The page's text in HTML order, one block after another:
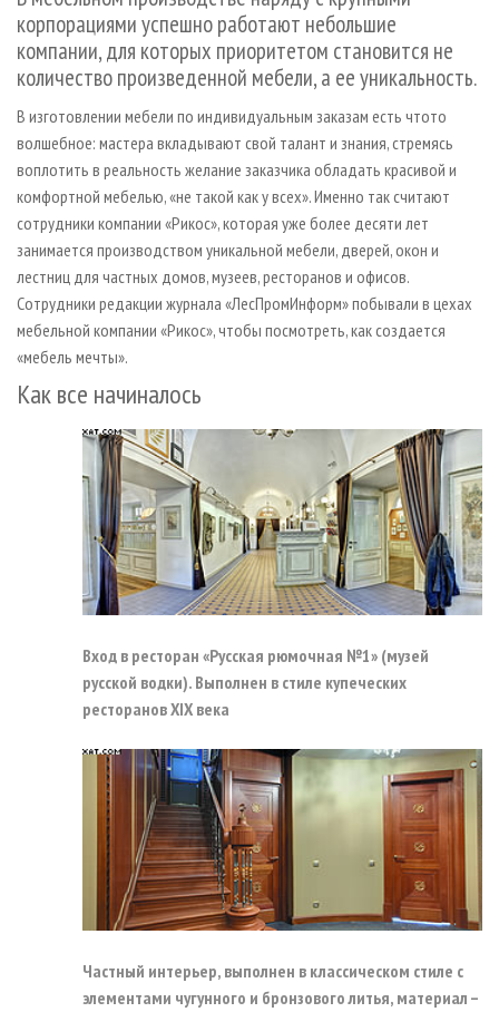
СУШКА ДРЕВЕСИНЫ
ПРОИЗВОДСТВО ДРЕВЕСНЫХ ПЛИТ
ДЕРЕВЯННОЕ ДОМОСТРОЕНИЕ
ПРОИЗВОДСТВО МЕБЕЛИ
БИОЭНЕРГЕТИКА
ЦБП
ИНСТРУМЕНТ И МАТЕРИАЛЫ
ПЕРСОНЫ
МОБИЛЬНЫЕ ВЫСТАВКИ
ОФИЦИАЛЬНЫЕ ДЕЛЕГАЦИИ
ПРИОРИТЕТНЫЕ ИНВЕСТПРОЕКТЫ
RUSSIAN FORESTRY REVIEW
ГАЗЕТА ЛЕСПРОМФОРУМ
БИБЛИОТЕКА СПЕЦИАЛИСТА
КОНТАКТЫ
РЕКЛАМА
РЕКЛАМА НА САЙТЕ
корпорациями успешно работают небольшие
компании, для которых приоритетом становится не
количество произведенной мебели, а ее уникальность.
В изготовлении мебели по индивидуальным заказам есть что­то
волшебное: мастера вкладывают свой талант и знания, стремясь
воплотить в реальность желание заказчика обладать красивой и
комфортной мебелью, «не такой как у всех». Именно так считают
сотрудники компании «Рикос», которая уже более десяти лет
занимается производством уникальной мебели, дверей, окон и
лестниц для частных домов, музеев, ресторанов и офисов.
Сотрудники редакции журнала «ЛесПромИнформ» побывали в цехах
мебельной компании «Рикос», чтобы посмотреть, как создается
«мебель мечты».
Как все начиналось
Вход в ресторан «Русская рюмочная №1» (музей
русской водки). Выполнен в стиле купеческих
ресторанов XIX века
Частный интерьер, выполнен в классическом стиле с
элементами чугунного и бронзового литья, материал –